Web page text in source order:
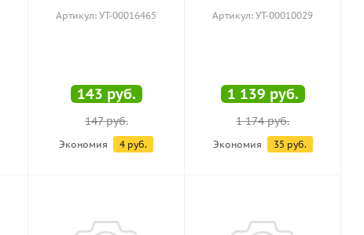
Артикул: УТ-00016465
143 руб.
147руб.
Экономия 4 руб.
Артикул: УТ-00010029
1 139 руб.
1 174руб.
Экономия 35 руб.